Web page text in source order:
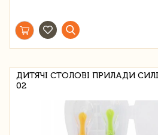
ДИТЯЧІ СТОЛОВІ ПРИЛАДИ
02